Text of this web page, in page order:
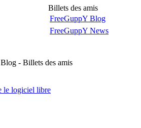
Billets des amis
FreeGuppY Blog
FreeGuppY News
Blog - Billets des amis